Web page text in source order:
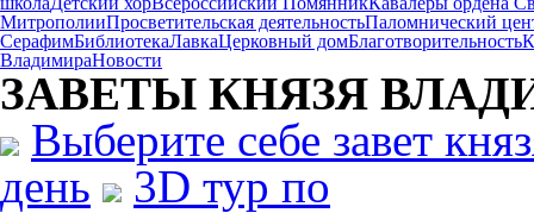
МитрополииПросветительская деятельностьПаломнический
СерафимБиблиотекаЛавкаЦерковный домБлаготворительность
ВладимираНовости
ЗАВЕТЫ КНЯЗЯ
Выберите себе завет
день
3D тур по